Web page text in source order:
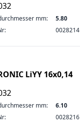
mm:
5.80
0028214
LiYY 16x0,14
mm:
6.10
0028216